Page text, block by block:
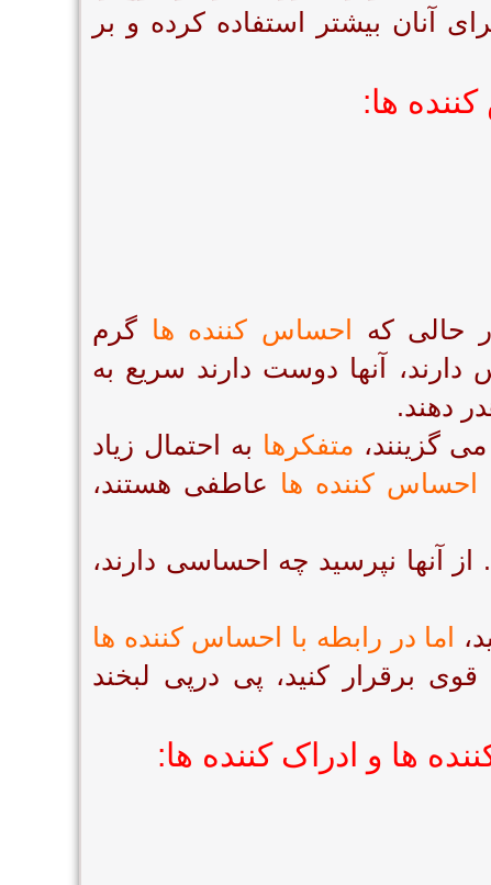
آنان بیشتر استفاده کرده و بر
ها:
حالی که احساس کننده ها گرم
دارند، آنها دوست دارند سریع به
دهند.
گزینند، متفکرها به احتمال زیاد
احساس کننده ها عاطفی هستند،
آنها نپرسید چه احساسی دارند،
اما در رابطه با احساس کننده ها
برقرار کنید، پی درپی لبخند
ها و ادراک کننده ها: